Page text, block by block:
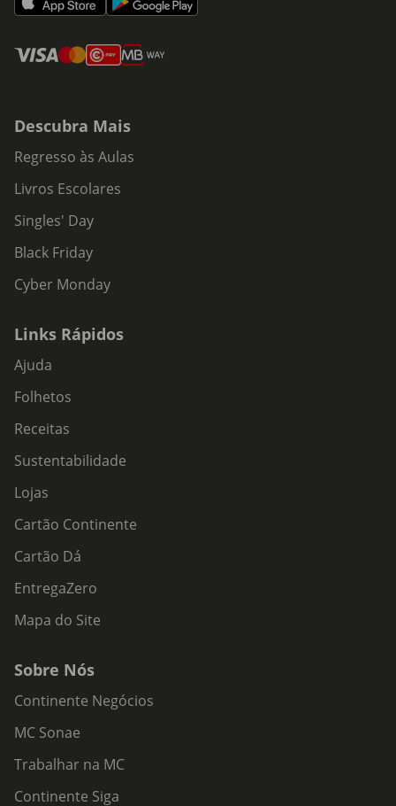
Descubra Mais
Regresso às Aulas
Livros Escolares
Singles' Day
Black Friday
Cyber Monday
Links Rápidos
Ajuda
Folhetos
Receitas
Sustentabilidade
Lojas
Cartão Continente
Cartão Dá
EntregaZero
Mapa do Site
Sobre Nós
Continente Negócios
MC Sonae
Trabalhar na MC
Continente Siga